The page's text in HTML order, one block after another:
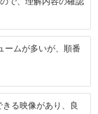
ームが多いが、順番
る映像があり、良